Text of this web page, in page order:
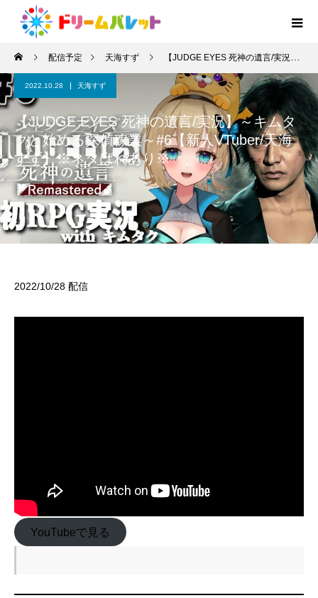
配信予定 天海すず 【JUDGE EYES 死神の遺言/実況】～キムタクと始める探偵稼業～#6【新人VTuber/天海すず】※ネタばれあり※
2022.10.28 天海すず
【JUDGE EYES 死神の遺言/実況】～キムタ
クと始める探偵稼業～#6【新人VTuber/天海
すず】※ネタばれあり※
2022/10/28 配信
YouTubeで見る